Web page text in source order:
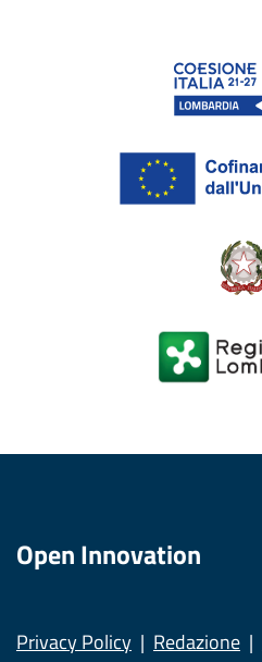
Open Innovation
Privacy Policy Redazione